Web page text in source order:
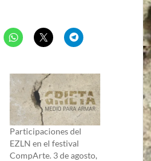
Participaciones del
EZLN en el festival
CompArte. 3 de agosto,